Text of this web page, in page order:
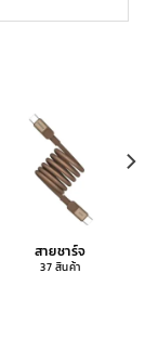
สายชาร์จ
37 สินค้า